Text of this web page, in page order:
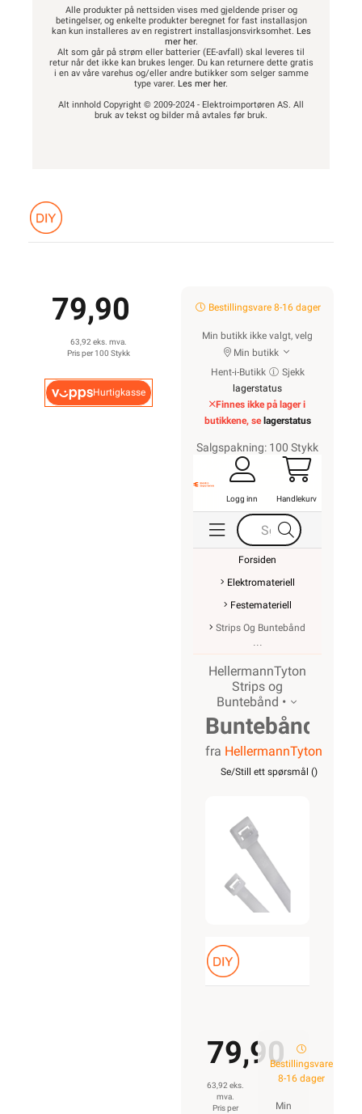
Alle produkter på nettsiden vises med gjeldende priser og
betingelser, og enkelte produkter beregnet for fast installasjon
kan kun installeres av en registrert installasjonsvirksomhet. Les
mer her.
Alt som går på strøm eller batterier (EE-avfall) skal leveres til
retur når det ikke kan brukes lenger. Du kan returnere dette gratis
i en av våre varehus og/eller andre butikker som selger samme
type varer. Les mer her.
Alt innhold Copyright © 2009-2024 - Elektroimportøren AS. All
bruk av tekst og bilder må avtales før bruk.
79,90
63,92 eks. mva.
Pris per 100 Stykk
Hurtigkasse
Bestillingsvare 8-16 dager
Min butikk ikke valgt, velg
Min butikk
Hent-i-Butikk
Sjekk
lagerstatus
Finnes ikke på lager i
butikkene, se lagerstatus
Salgspakning: 100 Stykk
Logg inn Handlekurv
Forsiden
Elektromateriell
Festemateriell
Strips Og Buntebånd
HellermannTyton
Strips og
Buntebånd •
Buntebånd
Strips
Naturell
144x2,5mm
fra HellermannTyton
Se/Still ett spørsmål ()
79,90
63,92 eks.
mva.
Pris per
Bestillingsvare
8-16 dager
Min